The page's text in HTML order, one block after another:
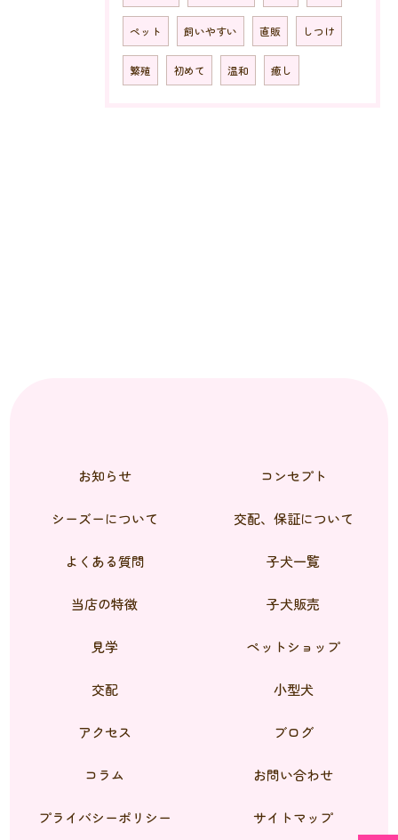
ペット 飼いやすい 直販 しつけ
繁殖 初めて 温和 癒し
お知らせ コンセプト
シーズーについて 交配、保証について
よくある質問 子犬一覧
当店の特徴 子犬販売
見学 ペットショップ
交配 小型犬
アクセス ブログ
コラム お問い合わせ
プライバシーポリシー サイトマップ